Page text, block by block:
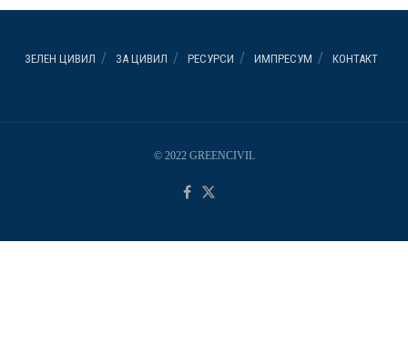
ЗЕЛЕН ЦИВИЛ ЗА ЦИВИЛ РЕСУРСИ ИМПРЕСУМ КОНТАКТ
© 2022 GREENCIVIL